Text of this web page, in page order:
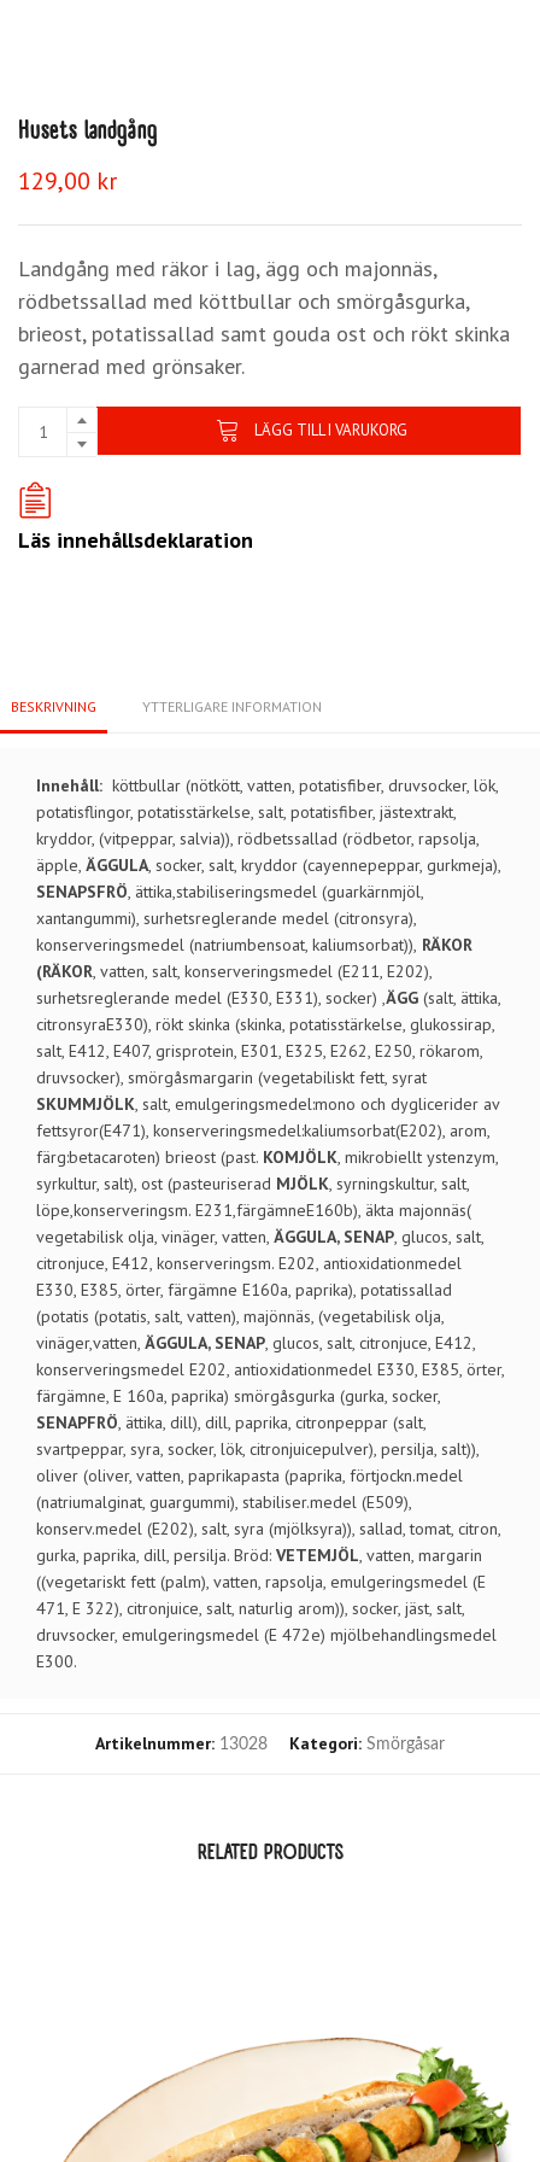
Husets landgång
129,00 kr
Landgång med räkor i lag, ägg och majonnäs,
rödbetssallad med köttbullar och smörgåsgurka,
brieost, potatissallad samt gouda ost och rökt skinka
garnerad med grönsaker.
LÄGG TILL I VARUKORG
Läs innehållsdeklaration
BESKRIVNING YTTERLIGARE INFORMATION
Innehåll: köttbullar (nötkött, vatten, potatisfiber, druvsocker, lök,
potatisflingor, potatisstärkelse, salt, potatisfiber, jästextrakt,
kryddor, (vitpeppar, salvia)), rödbetssallad (rödbetor, rapsolja,
äpple, ÄGGULA, socker, salt, kryddor (cayennepeppar, gurkmeja),
SENAPSFRÖ, ättika,stabiliseringsmedel (guarkärnmjöl,
xantangummi), surhetsreglerande medel (citronsyra),
konserveringsmedel (natriumbensoat, kaliumsorbat)), RÄKOR
(RÄKOR, vatten, salt, konserveringsmedel (E211, E202),
surhetsreglerande medel (E330, E331), socker) ,ÄGG (salt, ättika,
citronsyraE330), rökt skinka (skinka, potatisstärkelse, glukossirap,
salt, E412, E407, grisprotein, E301, E325, E262, E250, rökarom,
druvsocker), smörgåsmargarin (vegetabiliskt fett, syrat
SKUMMJÖLK, salt, emulgeringsmedel:mono och dyglicerider av
fettsyror(E471), konserveringsmedel:kaliumsorbat(E202), arom,
färg:betacaroten) brieost (past. KOMJÖLK, mikrobiellt ystenzym,
syrkultur, salt), ost (pasteuriserad MJÖLK, syrningskultur, salt,
löpe,konserveringsm. E231,färgämneE160b), äkta majonnäs(
vegetabilisk olja, vinäger, vatten, ÄGGULA, SENAP, glucos, salt,
citronjuce, E412, konserveringsm. E202, antioxidationmedel
E330, E385, örter, färgämne E160a, paprika), potatissallad
(potatis (potatis, salt, vatten), majönnäs, (vegetabilisk olja,
vinäger,vatten, ÄGGULA, SENAP, glucos, salt, citronjuce, E412,
konserveringsmedel E202, antioxidationmedel E330, E385, örter,
färgämne, E 160a, paprika) smörgåsgurka (gurka, socker,
SENAPFRÖ, ättika, dill), dill, paprika, citronpeppar (salt,
svartpeppar, syra, socker, lök, citronjuicepulver), persilja, salt)),
oliver (oliver, vatten, paprikapasta (paprika, förtjockn.medel
(natriumalginat, guargummi), stabiliser.medel (E509),
konserv.medel (E202), salt, syra (mjölksyra)), sallad, tomat, citron,
gurka, paprika, dill, persilja. Bröd: VETEMJÖL, vatten, margarin
((vegetariskt fett (palm), vatten, rapsolja, emulgeringsmedel (E
471, E 322), citronjuice, salt, naturlig arom)), socker, jäst, salt,
druvsocker, emulgeringsmedel (E 472e) mjölbehandlingsmedel
E300.
Artikelnummer: 13028 Kategori: Smörgåsar
RELATED PRODUCTS